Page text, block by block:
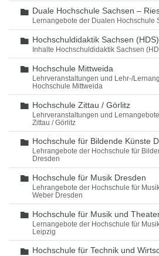
Ordner
Duale Hochschule Sachsen –
Lernangebote der Dualen Hochschule
Ordner
Hochschuldidaktik Sachsen (HDS)
Inhalte Hochschuldidaktik Sachsen
Ordner
Hochschule Mittweida
Lehrveranstaltungen und Lehr-/
Hochschule Mittweida
Ordner
Hochschule Zittau / Görlitz
Lehrveranstaltungen und
Zittau / Görlitz
Ordner
Hochschule für Bildende Künste
Lehrangebote der Hochschule für
Dresden
Ordner
Hochschule für Musik Dresden
Lehrangebote der Hochschule für
Weber Dresden
Ordner
Hochschule für Musik und
Lernangebote der Hochschule für
Leipzig
Ordner
Hochschule für Technik und